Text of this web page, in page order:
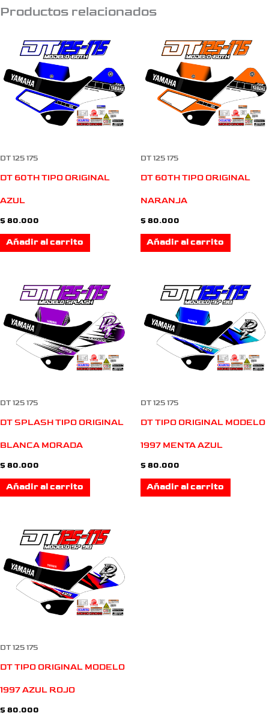
Productos relacionados
DT 125 175
DT 60TH TIPO ORIGINAL
AZUL
$ 80.000
Añadir al carrito
DT 125 175
DT 60TH TIPO ORIGINAL
NARANJA
$ 80.000
Añadir al carrito
DT 125 175
DT SPLASH TIPO ORIGINAL
BLANCA MORADA
$ 80.000
Añadir al carrito
DT 125 175
DT TIPO ORIGINAL MODELO
1997 MENTA AZUL
$ 80.000
Añadir al carrito
DT 125 175
DT TIPO ORIGINAL MODELO
1997 AZUL ROJO
$ 80.000